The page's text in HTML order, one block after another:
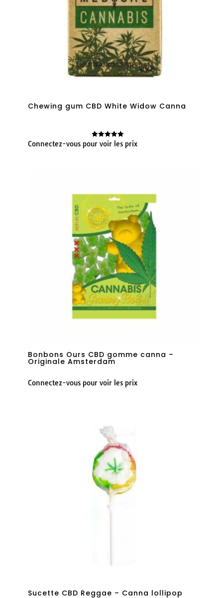
Chewing gum CBD White Widow Canna
Note
Connectez-vous pour voir les prix
Bonbons Ours CBD gomme canna –
Originale Amsterdam
Connectez-vous pour voir les prix
Sucette CBD Reggae – Canna lollipop